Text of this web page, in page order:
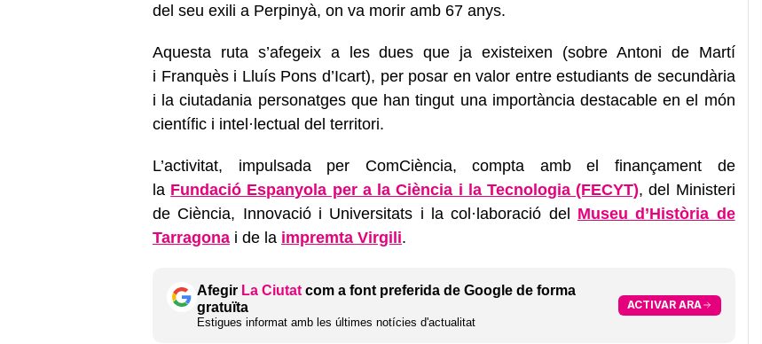
del seu exili a Perpinyà, on va morir amb 67 anys.
Aquesta ruta s’afegeix a les dues que ja existeixen (sobre Antoni de Martí
i Franquès i Lluís Pons d’Icart), per posar en valor entre estudiants de secundària
i la ciutadania personatges que han tingut una importància destacable en el món
científic i intel·lectual del territori.
L’activitat, impulsada per ComCiència, compta amb el finançament de
la Fundació Espanyola per a la Ciència i la Tecnologia (FECYT), del Ministeri
de Ciència, Innovació i Universitats i la col·laboració del Museu d’Història de
Tarragona i de la impremta Virgili.
Afegir La Ciutat com a font preferida de Google de forma
gratuïta
Estigues informat amb les últimes notícies d'actualitat
ACTIVAR ARA